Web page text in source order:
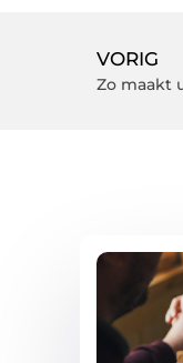
VORIG
Zo maakt